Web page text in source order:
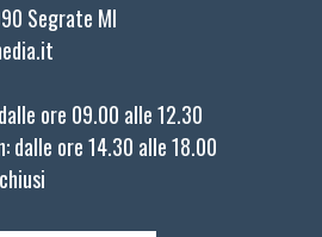
Segrate MI
ore 09.00 alle 12.30
dalle ore 14.30 alle 18.00